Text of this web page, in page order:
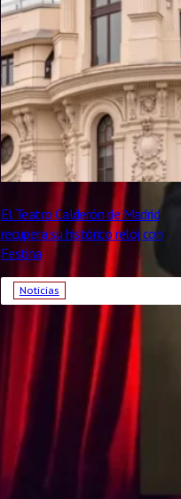
El Teatro Calderón de Madrid
recupera su histórico reloj con
Festina
Noticias